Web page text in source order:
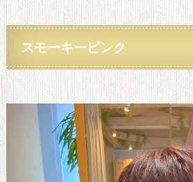
スモーキーピンク